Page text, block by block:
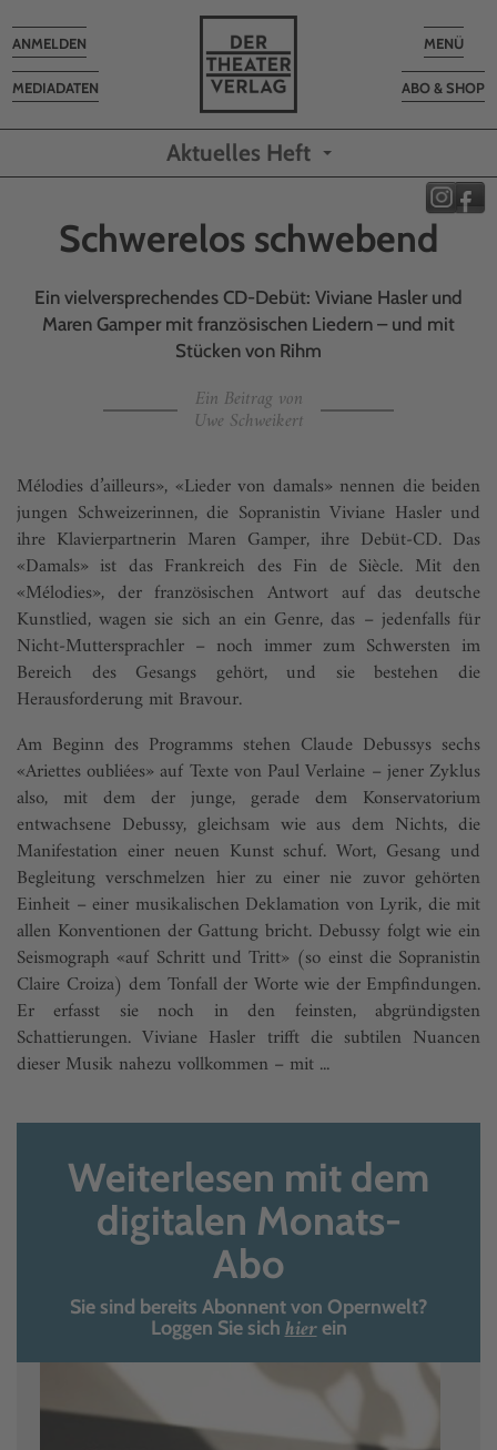
Toggle
MENÜ
ABO & SHOP
MEDIADATEN
Toggle
navigation
ANMELDEN
Aktuelles Heft
Schwerelos schwebend
Ein vielversprechendes CD-Debüt: Viviane Hasler und
Maren Gamper mit französischen Liedern – und mit
Stücken von Rihm
Ein Beitrag von
Uwe Schweikert
Mélodies d’ailleurs», «Lieder von damals» nennen die beiden
jungen Schweizerinnen, die Sopranistin Viviane Hasler und
ihre Klavierpartnerin Maren Gamper, ihre Debüt-CD. Das
«Damals» ist das Frankreich des Fin de Siècle. Mit den
«Mélodies», der französischen Antwort auf das deutsche
Kunstlied, wagen sie sich an ein Genre, das – jedenfalls für
Nicht-Muttersprachler – noch immer zum Schwersten im
Bereich des Gesangs gehört, und sie bestehen die
Herausforderung mit Bravour.
Am Beginn des Programms stehen Claude Debussys sechs
«Ariettes oubliées» auf Texte von Paul Verlaine – jener Zyklus
also, mit dem der junge, gerade dem Konservatorium
entwachsene Debussy, gleichsam wie aus dem Nichts, die
Manifestation einer neuen Kunst schuf. Wort, Gesang und
Begleitung verschmelzen hier zu einer nie zuvor gehörten
Einheit – einer musikalischen Deklamation von Lyrik, die mit
allen Konventionen der Gattung bricht. Debussy folgt wie ein
Seismograph «auf Schritt und Tritt» (so einst die Sopranistin
Claire Croiza) dem Tonfall der Worte wie der Empfindungen.
Er erfasst sie noch in den feinsten, abgründigsten
Schattierungen. Viviane Hasler trifft die subtilen Nuancen
dieser Musik nahezu vollkommen – mit ...
Weiterlesen mit dem
digitalen Monats-
Abo
Sie sind bereits Abonnent von Opernwelt?
Loggen Sie sich hierein